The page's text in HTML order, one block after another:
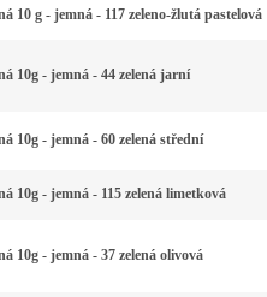
10 g - jemná - 117 zeleno-žlutá pastelová
10g - jemná - 44 zelená jarní
10g - jemná - 60 zelená střední
10g - jemná - 115 zelená limetková
10g - jemná - 37 zelená olivová